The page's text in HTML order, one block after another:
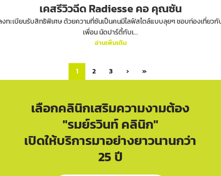
เคสรีวิวฉีด Radiesse คอ คุณซัน
งทะเบียนรับสิทธิพิเศษ ด้วยความที่ซันเป็นคนมีไลฟ์สไตล์แบบลุยๆ ชอบท่องเที่ยวกั
เพื่อน นัดปาร์ตี้กับเ...
อ่านเพิ่มเติม
1 2 3 › »
เลือกคลินิกเสริมความงามต้อง
"รมย์รวินท์ คลินิก"
เปิดให้บริการมาอย่างยาวนานกว่า
25 ปี